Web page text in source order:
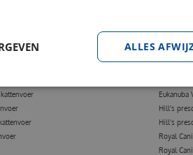
Eukanuba
Hill's
Hill's
Royal
Royal
ALLES